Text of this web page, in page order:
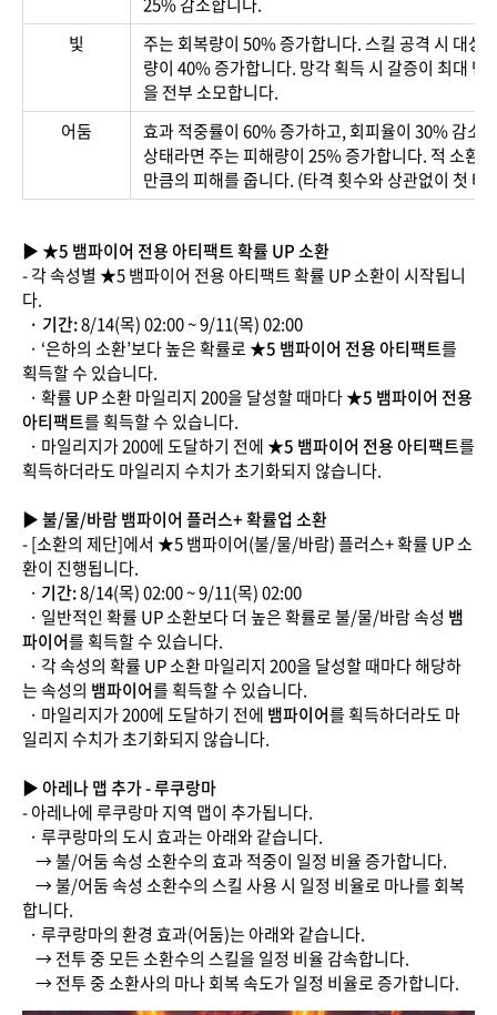
빛
주는 회복량이 50% 증가합니다. 스킬 공격 시 대상
량이 40% 증가합니다. 망각 획득 시 갈증이 최대 단
을 전부 소모합니다.
어둠
효과 적중률이 60% 증가하고, 회피율이 30% 감소
상태라면 주는 피해량이 25% 증가합니다. 적 소환
만큼의 피해를 줍니다. (타격 횟수와 상관없이 첫 타
▶ ★5 뱀파이어 전용 아티팩트 확률 UP 소환
- 각 속성별 ★5 뱀파이어 전용 아티팩트 확률 UP 소환이 시작됩니
다.
· 기간:8/14(목) 02:00 ~ 9/11(목) 02:00
· ‘은하의 소환’보다 높은 확률로 ★5 뱀파이어 전용 아티팩트를
획득할 수 있습니다.
· 확률 UP 소환 마일리지 200을 달성할 때마다★5 뱀파이어 전용
아티팩트를 획득할 수 있습니다.
· 마일리지가 200에 도달하기 전에 ★5 뱀파이어 전용 아티팩트를
획득하더라도 마일리지 수치가 초기화되지 않습니다.
▶ 불/물/바람 뱀파이어 플러스+ 확률업 소환
- [소환의 제단]에서 ★5 뱀파이어(불/물/바람) 플러스+ 확률 UP 소
환이 진행됩니다.
· 기간:8/14(목) 02:00 ~ 9/11(목) 02:00
· 일반적인 확률 UP 소환보다 더 높은 확률로 불/물/바람 속성 뱀
파이어를 획득할 수 있습니다.
· 각 속성의 확률 UP 소환 마일리지 200을 달성할 때마다 해당하
는 속성의 뱀파이어를 획득할 수 있습니다.
· 마일리지가 200에 도달하기 전에 뱀파이어를 획득하더라도 마
일리지 수치가 초기화되지 않습니다.
▶ 아레나 맵 추가 - 루쿠랑마
- 아레나에 루쿠랑마 지역 맵이 추가됩니다.
· 루쿠랑마의 도시 효과는 아래와 같습니다.
→ 불/어둠 속성 소환수의 효과 적중이 일정 비율 증가합니다.
→ 불/어둠 속성 소환수의 스킬 사용 시 일정 비율로 마나를 회복
합니다.
· 루쿠랑마의 환경 효과(어둠)는 아래와 같습니다.
→ 전투 중 모든 소환수의 스킬을 일정 비율 감속합니다.
→ 전투 중 소환사의 마나 회복 속도가 일정 비율로 증가합니다.